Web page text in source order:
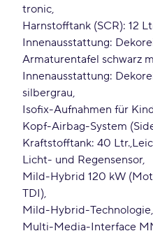
tronic
Harnstofftank (SCR): 12
Innenausstattung:
Armaturentafel schwarz
Innenausstattung:
silbergrau
Isofix-Aufnahmen für
Kopf-Airbag-System
Kraftstofftank: 40 Ltr.
Licht- und Regensensor
Mild-Hybrid 120 kW
TDI)
Mild-Hybrid-Technologie
Multi-Media-Interface